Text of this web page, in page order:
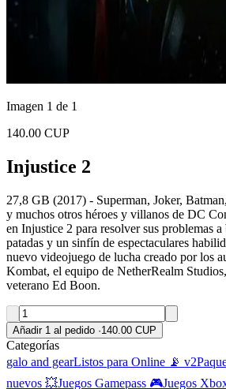
Imagen 1 de 1
140.00 CUP
Injustice 2
27,8 GB (2017) - Superman, Joker,
y muchos otros héroes y villanos de DC
en Injustice 2 para resolver sus problemas a
patadas y un sinfín de espectaculares
nuevo videojuego de lucha creado por los
Kombat, el equipo de NetherRealm
veterano Ed Boon.
Añadir 1 al pedido ·140.00 CUP
Categorías
galo and gearListos para Online 📡 v2
nuevos 💥Juegos Gamepass 🎮Juegos